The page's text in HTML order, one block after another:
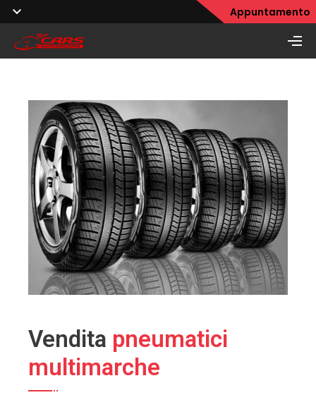
Appuntamento
Vendita pneumatici
multimarche